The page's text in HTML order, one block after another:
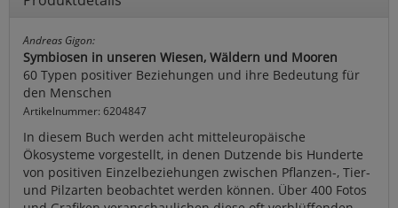
Andreas Gigon:
Symbiosen in unseren Wiesen, Wäldern und Mooren
60 Typen positiver Beziehungen und ihre Bedeutung für
den Menschen
Artikelnummer: 6204847
In diesem Buch werden acht mitteleuropäische
Ökosysteme vorgestellt, in denen Dutzende bis Hunderte
von positiven Einzelbeziehungen zwischen Pflanzen-, Tier-
und Pilzarten beobachtet werden können. Über 400 Fotos